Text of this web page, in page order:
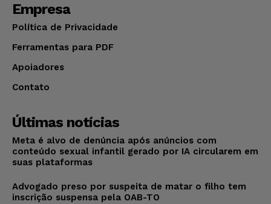
Empresa
Política de Privacidade
Ferramentas para PDF
Apoiadores
Contato
Últimas notícias
Meta é alvo de denúncia após anúncios com
conteúdo sexual infantil gerado por IA circularem em
suas plataformas
Advogado preso por suspeita de matar o filho tem
inscrição suspensa pela OAB-TO